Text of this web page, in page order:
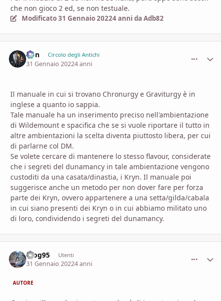
che non gioco 2 ed, se non testuale.
Modificato31 Gennaio 20224 anni da Adb82
Von Circolo degli Antichi
31 Gennaio 20224 anni
Il manuale in cui si trovano Chronurgy e Graviturgy è in
inglese a quanto io sappia.
Tale manuale ha un inserimento preciso nell'ambientazione
di Wildemount e spacifica che se si vuole riportare il tutto in
altre ambientazioni la scelta diventa piuttosto libera, per cui
di parlarne col DM.
Se volete cercare di mantenere lo stesso flavour, considerate
che i segreti del dunamancy in tale ambientazione vengono
custoditi da una casata/dinastia, i Kryn. Il manuale poi
suggerisce anche un metodo per non dover fare per forza
parte dei Kryn, ovvero appartenere a una setta/gilda/cabala
in cui siano presenti dei Kryn o in cui abbiamo militato uno
di loro, condividendo i segreti del dunamancy.
teog95 Utenti
31 Gennaio 20224 anni
AUTORE